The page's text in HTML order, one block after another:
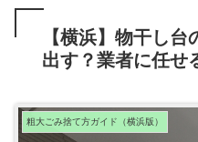
【横浜】物干し
出す？業者に任せ
粗大ごみ捨て方ガイド（横浜版）